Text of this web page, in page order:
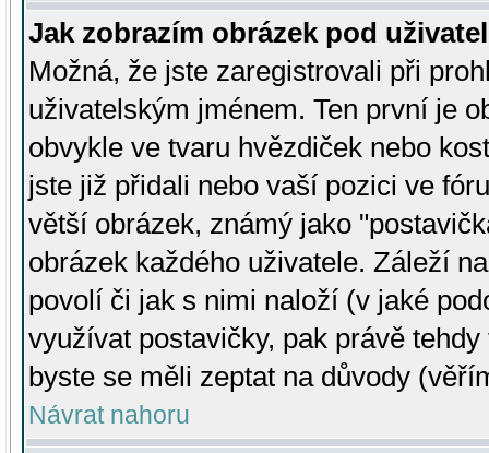
Jak zobrazím obrázek pod
Možná, že jste zaregistrovali při
uživatelským jménem. Ten první je
obvykle ve tvaru hvězdiček nebo
jste již přidali nebo vaší pozici ve
větší obrázek, známý jako
obrázek každého uživatele. Záleží
povolí či jak s nimi naloží (v jaké
využívat postavičky, pak právě
byste se měli zeptat na důvody
Návrat nahoru